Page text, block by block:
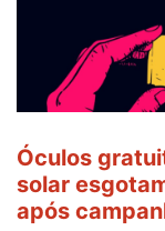
ser
o
quarto
a
a
meta
em
Óculos
solar
após